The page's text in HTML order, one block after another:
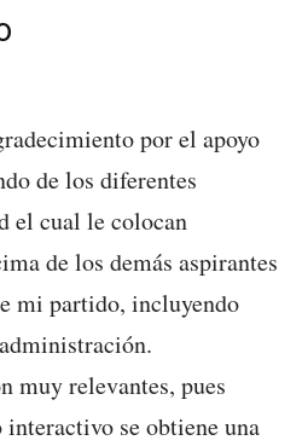
por el apoyo
de los diferentes
el cual le colocan
de los demás aspirantes
mi partido, incluyendo
muy relevantes, pues
interactivo se obtiene una